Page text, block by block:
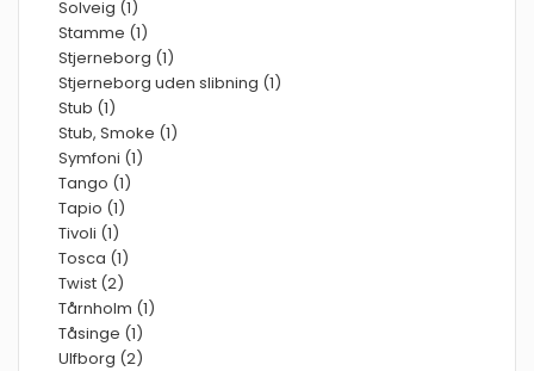
Solveig (1)
Stamme (1)
Stjerneborg (1)
Stjerneborg uden slibning (1)
Stub (1)
Stub, Smoke (1)
Symfoni (1)
Tango (1)
Tapio (1)
Tivoli (1)
Tosca (1)
Twist (2)
Tårnholm (1)
Tåsinge (1)
Ulfborg (2)